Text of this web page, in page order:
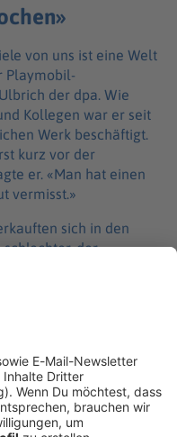
von uns ist eine Welt
Playmobil-
der dpa. Wie
Kollegen war er seit
Werk beschäftigt.
kurz vor der
er. «Man hat einen
vermisst.»
sich in den
der
Umsatzrückgänge. Die
sei aufgrund der
gewesen,
nachhaltig zu